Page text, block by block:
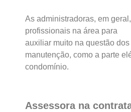
As administradoras, em
profissionais na área para
auxiliar muito na questão
manutenção, como a parte
condomínio.
Assessora na